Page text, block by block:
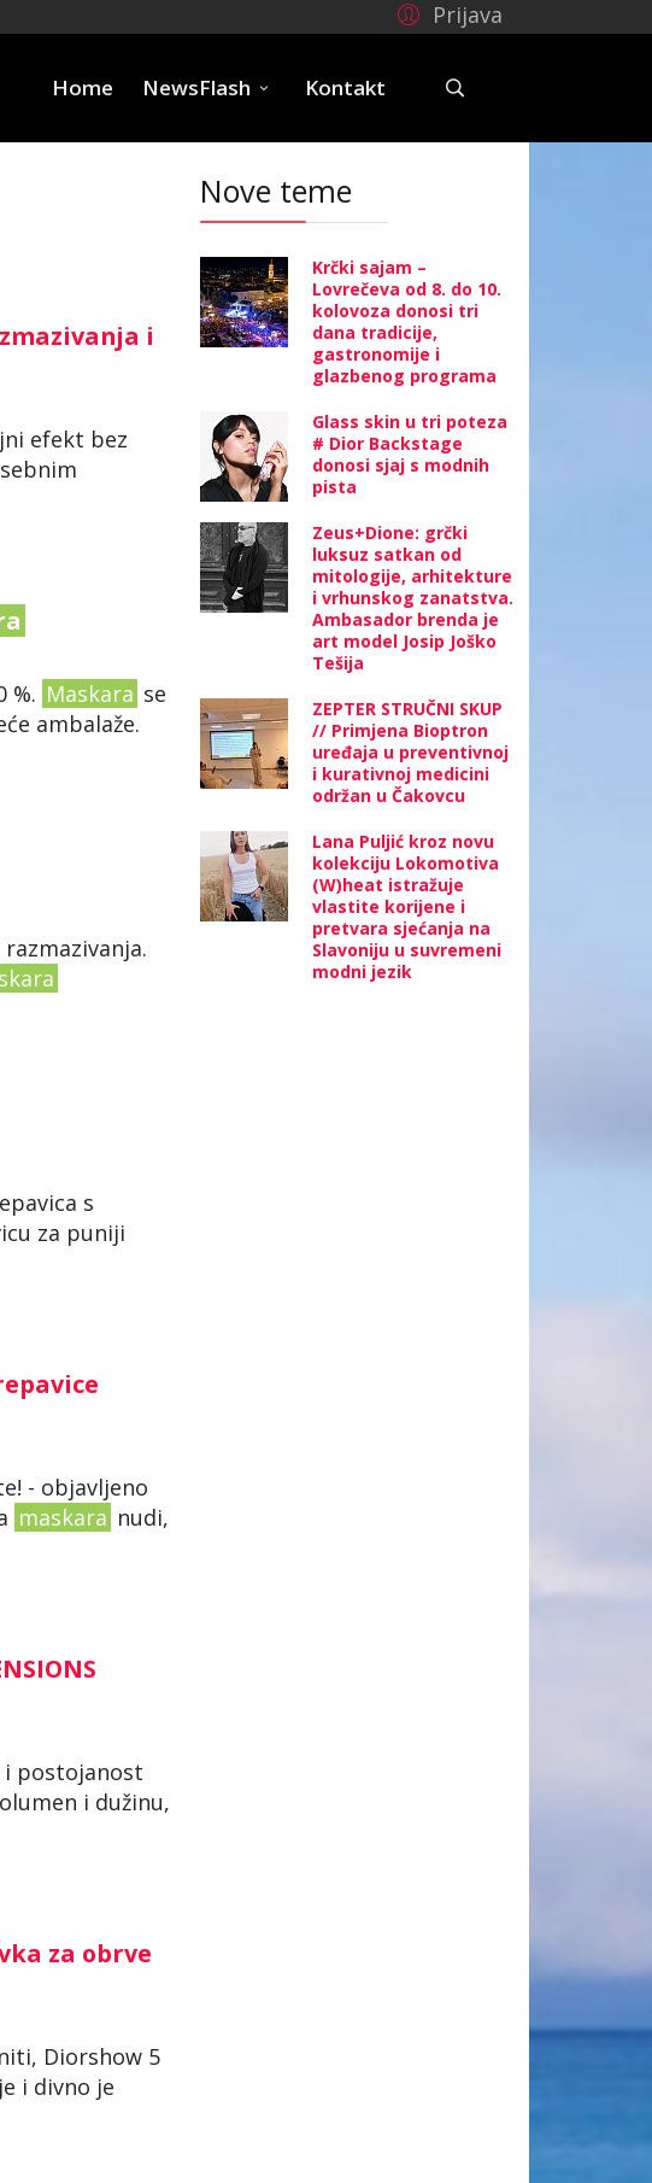
Prijava
Home NewsFlash Kontakt
i
efekt bez
%. Maskara se
ambalaže.
s
za puniji
- objavljeno
maskara nudi,
i postojanost
i dužinu,
za obrve
Diorshow 5
i divno je
Nove teme
Krčki sajam –
Lovrečeva od 8. do 10.
kolovoza donosi tri
dana tradicije,
gastronomije i
glazbenog programa
Glass skin u tri poteza
# Dior Backstage
donosi sjaj s modnih
pista
Zeus+Dione: grčki
luksuz satkan od
mitologije, arhitekture
i vrhunskog zanatstva.
Ambasador brenda je
art model Josip Joško
Tešija
ZEPTER STRUČNI SKUP
// Primjena Bioptron
uređaja u preventivnoj
i kurativnoj medicini
održan u Čakovcu
Lana Puljić kroz novu
kolekciju Lokomotiva
(W)heat istražuje
vlastite korijene i
pretvara sjećanja na
Slavoniju u suvremeni
modni jezik